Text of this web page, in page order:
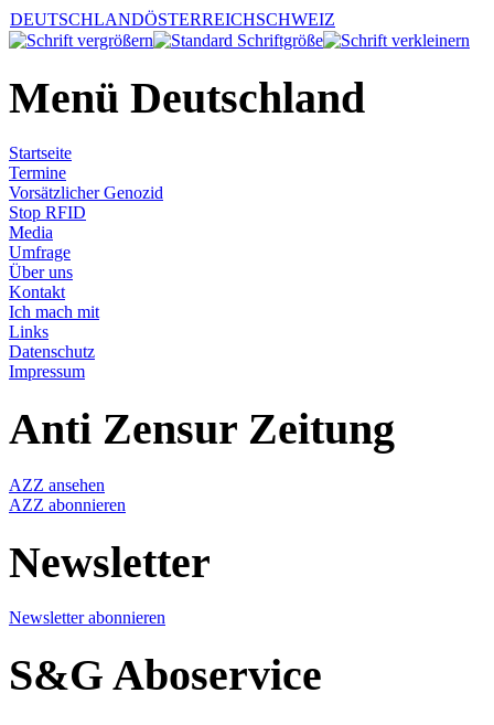
DEUTSCHLANDÖSTERREICHSCHWEIZ
Menü Deutschland
Startseite
Termine
Vorsätzlicher Genozid
Stop RFID
Media
Umfrage
Über uns
Kontakt
Ich mach mit
Links
Datenschutz
Impressum
Anti Zensur Zeitung
AZZ ansehen
AZZ abonnieren
Newsletter
Newsletter abonnieren
S&G Aboservice